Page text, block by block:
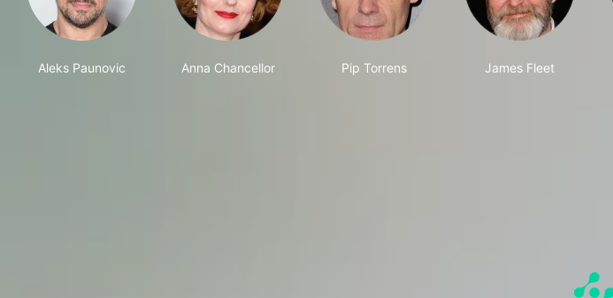
Aleks Paunovic Anna Chancellor Pip Torrens James Fleet